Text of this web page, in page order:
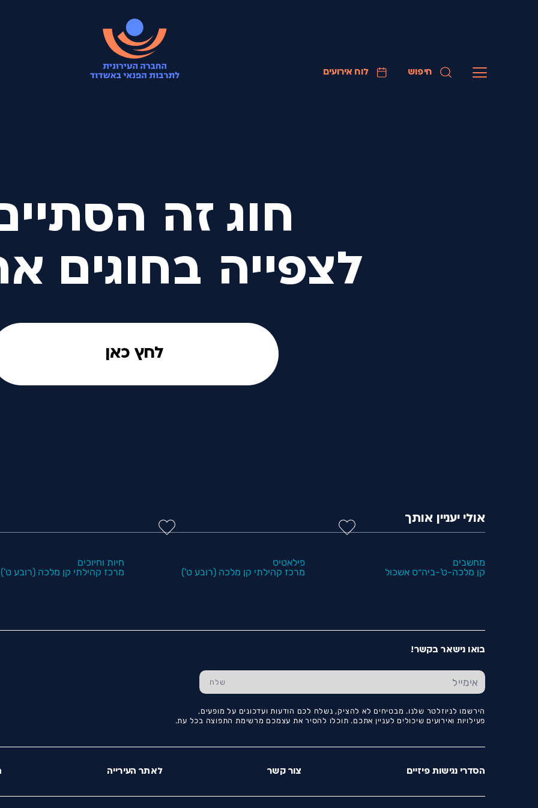
לוח אירועים חיפוש
חוג זה
לצפייה בחוגים
לחץ כאן
אולי יעניין אותך
מחשבים
קן מלכה-ט'-ביה״ס אשכול
פילאטיס
מרכז קהילתי קן מלכה (רובע ט')
חיות וחיוכים
מרכז קהילתי קן מלכה (רובע ט')
בואו נישאר בקשר!
הירשמו לניוזלטר שלנו. מבטיחים לא להציק, נשלח לכם הודעות ועדכונים על מופעים,
פעילויות ואירועים שיכולים לעניין אתכם. תוכלו להסיר את עצמכם מרשימת התפוצה בכל עת.
הסדרי נגישות פיזיים צור קשר לאתר העירייה